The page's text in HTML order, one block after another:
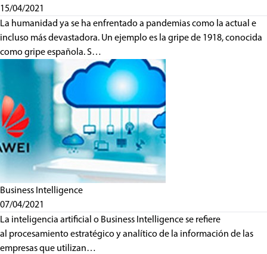
15/04/2021
La humanidad ya se ha enfrentado a pandemias como la actual e
incluso más devastadora. Un ejemplo es la gripe de 1918, conocida
como gripe española. S…
Business Intelligence
07/04/2021
La inteligencia artificial o Business Intelligence se refiere
al procesamiento estratégico y analítico de la información de las
empresas que utilizan…